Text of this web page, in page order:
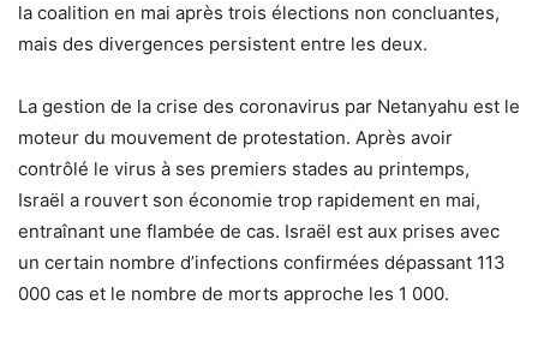
la coalition en mai après trois élections non concluantes,
mais des divergences persistent entre les deux.
La gestion de la crise des coronavirus par Netanyahu est le
moteur du mouvement de protestation. Après avoir
contrôlé le virus à ses premiers stades au printemps,
Israël a rouvert son économie trop rapidement en mai,
entraînant une flambée de cas. Israël est aux prises avec
un certain nombre d’infections confirmées dépassant 113
000 cas et le nombre de morts approche les 1 000.